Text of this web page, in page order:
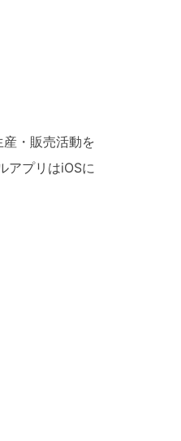
・販売活動を
アプリはiOSに